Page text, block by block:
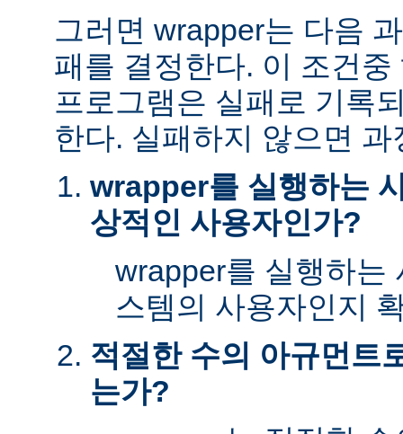
그러면 wrapper는 다음
패를 결정한다. 이 조건
프로그램은 실패로 기록
한다. 실패하지 않으면
wrapper를 실행하는
상적인 사용자인가?
wrapper를 실행하는
스템의 사용자인지
적절한 수의 아규먼트
는가?